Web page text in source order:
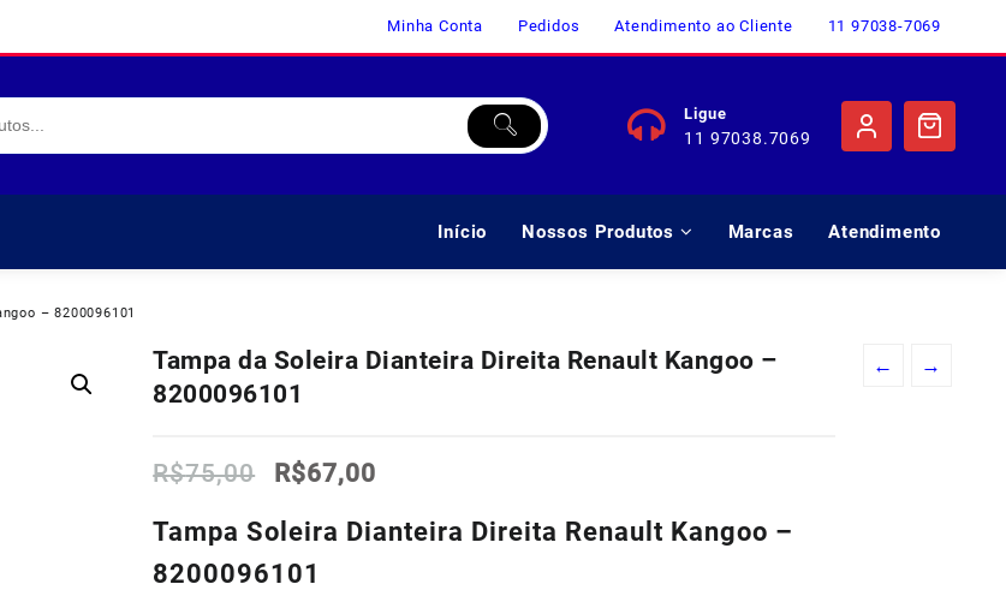
Minha Conta Pedidos Atendimento ao Cliente 11 97038-7069
Ligue
11 97038.7069
Início Nossos Produtos Marcas Atendimento
– 8200096101
← →
Tampa da Soleira Dianteira Direita Renault Kangoo –
8200096101
R$75,00
O
original
era:
R$75,00.
R$67,00
atual
é:
Tampa Soleira Dianteira Direita Renault Kangoo –
8200096101